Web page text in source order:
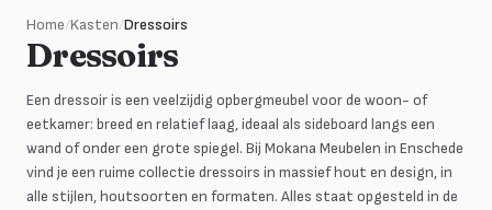
Home/Kasten/Dressoirs
Dressoirs
Een dressoir is een veelzijdig opbergmeubel voor de woon- of
eetkamer: breed en relatief laag, ideaal als sideboard langs een
wand of onder een grote spiegel. Bij Mokana Meubelen in Enschede
vind je een ruime collectie dressoirs in massief hout en design, in
alle stijlen, houtsoorten en formaten. Alles staat opgesteld in de